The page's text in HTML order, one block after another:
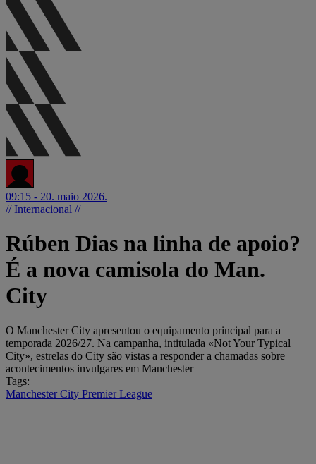
09:15 - 20. maio 2026.
// Internacional //
Rúben Dias na linha de apoio?
É a nova camisola do Man.
City
O Manchester City apresentou o equipamento principal para a
temporada 2026/27. Na campanha, intitulada «Not Your Typical
City», estrelas do City são vistas a responder a chamadas sobre
acontecimentos invulgares em Manchester
Tags:
Manchester City Premier League